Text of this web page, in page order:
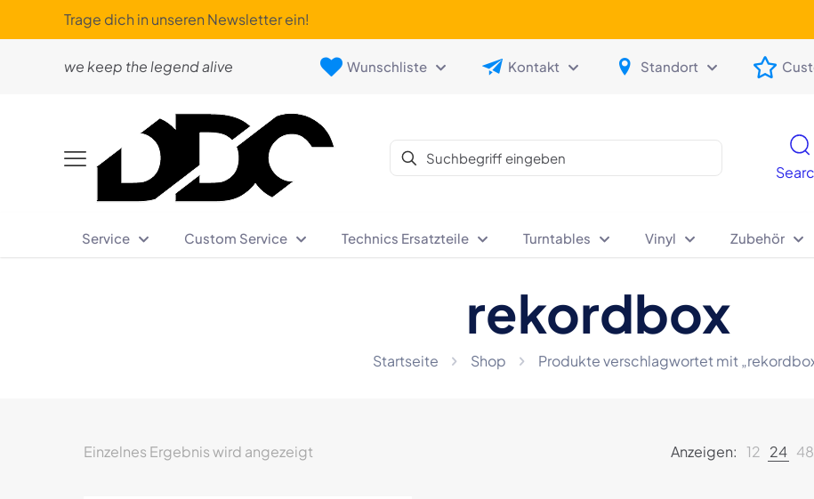
Trage dich in unseren Newsletter ein!
we keep the legend alive Wunschliste Kontakt Standort
Service Custom Service Technics Ersatzteile Turntables Vinyl Zubehör
rekordbox
Startseite Shop Produkte verschlagwortet mit
Einzelnes Ergebnis wird angezeigt Anzeigen: 12 24 48